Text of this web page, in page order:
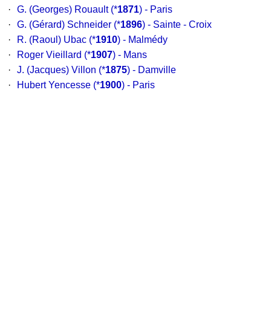
·
G. (Georges) Rouault (*1871) - Paris
·
G. (Gérard) Schneider (*1896) - Sainte - Croix
·
R. (Raoul) Ubac (*1910) - Malmédy
·
Roger Vieillard (*1907) - Mans
·
J. (Jacques) Villon (*1875) - Damville
·
Hubert Yencesse (*1900) - Paris